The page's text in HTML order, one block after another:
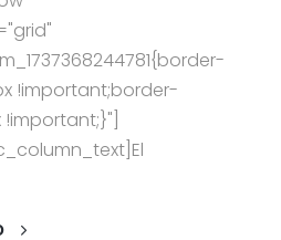
!important;border-